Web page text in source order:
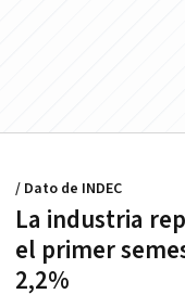
La industria
el primer
2,2%
/ Dato de INDEC